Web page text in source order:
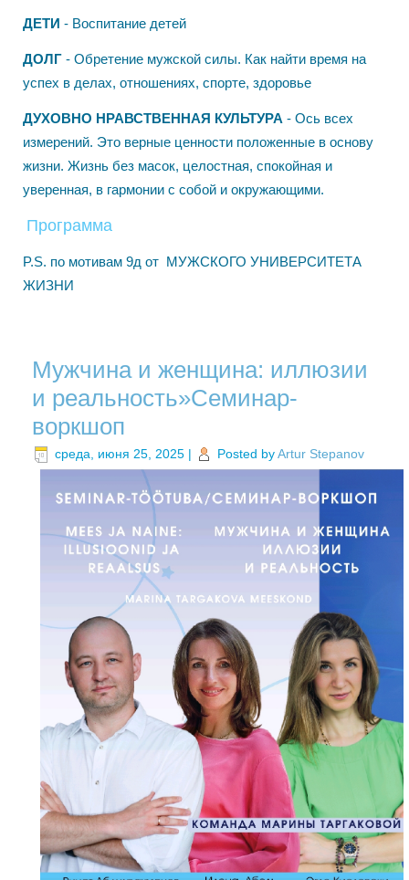
ДЕТИ- Воспитание детей
ДОЛГ- Обретение мужской силы. Как найти время на
успех в делах, отношениях, спорте, здоровье
ДУХОВНО НРАВСТВЕННАЯ КУЛЬТУРА - Ось всех
измерений. Это верные ценности положенные в основу
жизни. Жизнь без масок, целостная, спокойная и
уверенная, в гармонии с собой и окружающими.
Программа
P.S. по мотивам 9д от МУЖСКОГО УНИВЕРСИТЕТА
ЖИЗНИ
Мужчина и женщина: иллюзии
и реальность»Семинар-
воркшоп
среда, июня 25, 2025 | Posted byArtur Stepanov